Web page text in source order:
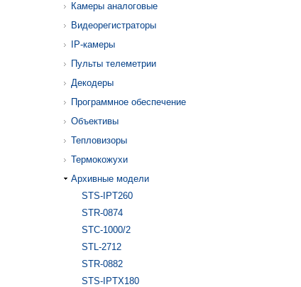
Камеры аналоговые
Видеорегистраторы
IP-камеры
Пульты телеметрии
Декодеры
Программное обеспечение
Объективы
Тепловизоры
Термокожухи
Архивные модели
STS-IPT260
STR-0874
STC-1000/2
STL-2712
STR-0882
STS-IPTX180